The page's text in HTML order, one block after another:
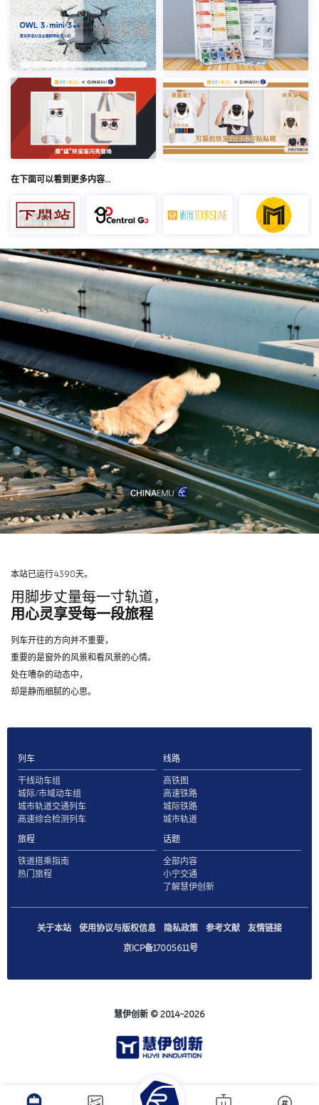
在下面可以看到更多内容…
本站已运行4398天。
用脚步丈量每一寸轨道，
用心灵享受每一段旅程
列车开往的方向并不重要，
重要的是窗外的风景和看风景的心情。
处在嘈杂的动态中，
却是静而细腻的心思。
列车
干线动车组
城际/市域动车组
城市轨道交通列车
高速综合检测列车
线路
高铁图
高速铁路
城际铁路
城市轨道
旅程
铁道搭乘指南
热门旅程
话题
全部内容
小宁交通
了解慧伊创新
关于本站 使用协议与版权信息 隐私政策 参考文献
友情链接
京ICP备17005611号
慧伊创新 © 2014-2026